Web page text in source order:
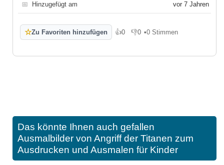
📅 Hinzugefügt am vor 7 Jahren
☆Zu Favoriten hinzufügen 👍0
Gefällt mir
👎0
Gefällt mir nicht
•0 Stimmen
Das könnte Ihnen auch gefallen
Ausmalbilder von Angriff der Titanen zum
Ausdrucken und Ausmalen für Kinder